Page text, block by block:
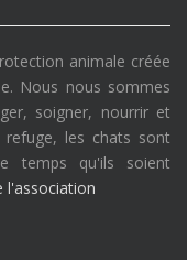
animale créée
Nous nous sommes
soigner, nourrir et
les chats sont
temps qu'ils soient
l'association